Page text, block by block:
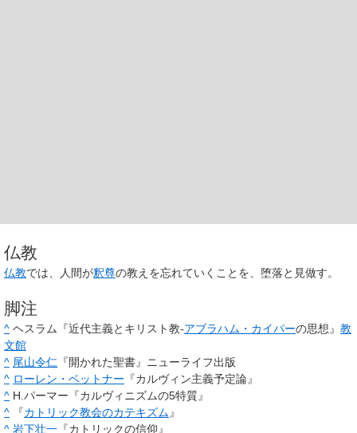
仏教
仏教では、人間が釈尊の教えを忘れていくことを、堕落と見做す。
脚注
^ ヘスラム『近代主義とキリスト教-アブラハム・カイパーの思想』 教
文館
^ 尾山令仁 『開かれた聖書』ニューライフ出版
^ ローレン・ベットナー 『カルヴィン主義予定論』
^ H.パーマー『カルヴィニズムの5特質』
^
『カトリック教会のカテキズム』
^ 岩下壮一 『カトリックの信仰』